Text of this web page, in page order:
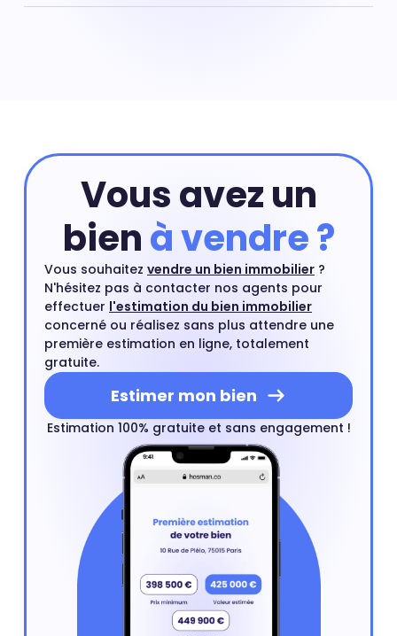
gratuit et sans engagement.Estimer mon bien
Vous avez un
bienà vendre ?
Vous souhaitez vendre un bien immobilier ?
N'hésitez pas à contacter nos agents pour
effectuer l'estimation du bien immobilier
concerné ou réalisez sans plus attendre une
première estimation en ligne, totalement
gratuite.
Estimer mon bien
Estimation 100% gratuite et sans engagement !